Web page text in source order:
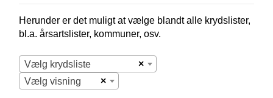
Herunder er det muligt at vælge blandt alle krydslister,
bl.a. årsartslister, kommuner, osv.
×
Vælg krydsliste
×
Vælg visning